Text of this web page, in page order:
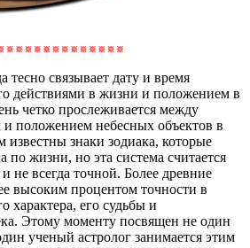
тесно связывает дату и время
действиями в жизни и положением в
четко прослеживается между
положением небесных объектов в
знаки зодиака, которые
по жизни, но эта система считается
не всегда точной. Более древние
высоким процентом точности в
характера, его судьбы и
Этому моменту посвящен не один
ученый астролог занимается этим